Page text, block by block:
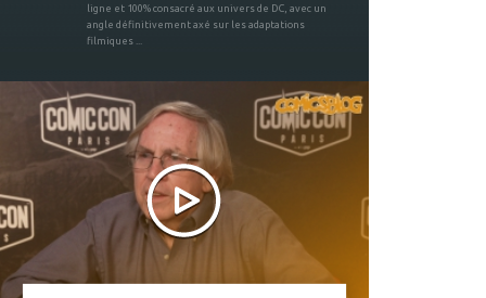
ligne et 100% consacré aux univers de DC, avec un
angle définitivement axé sur les adaptations
filmiques ...